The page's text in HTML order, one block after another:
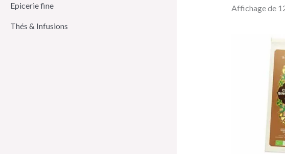
Epicerie fine
Thés & Infusions
Affichage de